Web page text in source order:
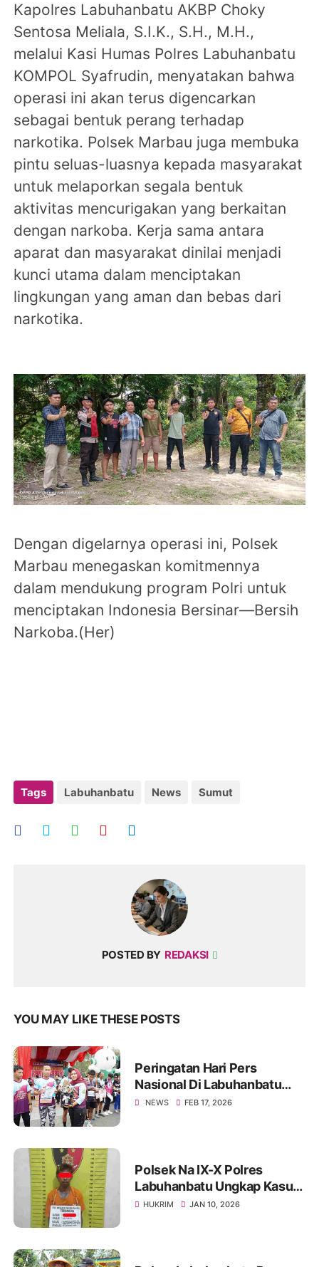
Kapolres Labuhanbatu AKBP Choky
Sentosa Meliala, S.I.K., S.H., M.H.,
melalui Kasi Humas Polres Labuhanbatu
KOMPOL Syafrudin, menyatakan bahwa
operasi ini akan terus digencarkan
sebagai bentuk perang terhadap
narkotika. Polsek Marbau juga membuka
pintu seluas-luasnya kepada masyarakat
untuk melaporkan segala bentuk
aktivitas mencurigakan yang berkaitan
dengan narkoba. Kerja sama antara
aparat dan masyarakat dinilai menjadi
kunci utama dalam menciptakan
lingkungan yang aman dan bebas dari
narkotika.
Dengan digelarnya operasi ini, Polsek
Marbau menegaskan komitmennya
dalam mendukung program Polri untuk
menciptakan Indonesia Bersinar—Bersih
Narkoba.(Her)
Tags Labuhanbatu News Sumut
POSTED BY REDAKSI
YOU MAY LIKE THESE POSTS
Peringatan Hari Pers
Nasional Di Labuhanbatu
Berlangsung Meriah, PWI
NEWS FEB 17, 2026
Polsek Na IX-X Polres
Labuhanbatu Ungkap Kasus
Penyalahgunaan Sabu di
HUKRIM JAN 10, 2026